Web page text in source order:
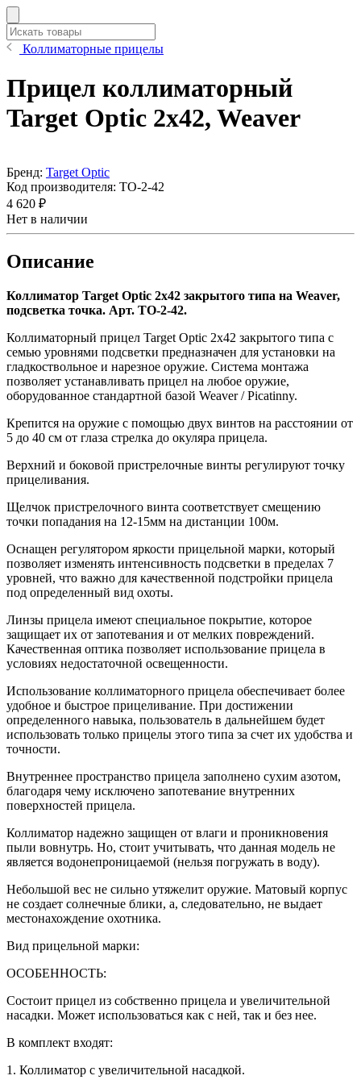
Коллиматорные прицелы
Прицел коллиматорный
Target Optic 2x42, Weaver
Бренд: Target Optic
Код производителя: TO-2-42
4 620 ₽
Нет в наличии
Описание
Коллиматор Target Optic 2х42 закрытого типа на Weaver,
подсветка точка. Арт. TO-2-42.
Коллиматорный прицел Target Optic 2x42 закрытого типа с
семью уровнями подсветки предназначен для установки на
гладкоствольное и нарезное оружие. Cистема монтажа
позволяет устанавливать прицел на любое оружие,
оборудованное стандартной базой Weaver / Picatinny.
Крепится на оружие с помощью двух винтов на расстоянии от
5 до 40 см от глаза стрелка до окуляра прицела.
Верхний и боковой пристрелочные винты регулируют точку
прицеливания.
Щелчок пристрелочного винта соответствует смещению
точки попадания на 12-15мм на дистанции 100м.
Оснащен регулятором яркости прицельной марки, который
позволяет изменять интенсивность подсветки в пределах 7
уровней, что важно для качественной подстройки прицела
под определенный вид охоты.
Линзы прицела имеют специальное покрытие, которое
защищает их от запотевания и от мелких повреждений.
Качественная оптика позволяет использование прицела в
условиях недостаточной освещенности.
Использование коллиматорного прицела обеспечивает более
удобное и быстрое прицеливание. При достижении
определенного навыка, пользователь в дальнейшем будет
использовать только прицелы этого типа за счет их удобства и
точности.
Внутреннее пространство прицела заполнено сухим азотом,
благодаря чему исключено запотевание внутренних
поверхностей прицела.
Коллиматор надежно защищен от влаги и проникновения
пыли вовнутрь. Но, стоит учитывать, что данная модель не
является водонепроницаемой (нельзя погружать в воду).
Небольшой вес не сильно утяжелит оружие. Матовый корпус
не создает солнечные блики, а, следовательно, не выдает
местонахождение охотника.
Вид прицельной марки:
ОСОБЕННОСТЬ:
Состоит прицел из собственно прицела и увеличительной
насадки. Может использоваться как с ней, так и без нее.
В комплект входят:
1. Коллиматор с увеличительной насадкой.